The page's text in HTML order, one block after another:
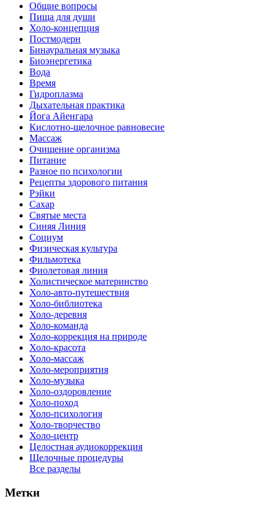
Общие вопросы
Пища для души
Холо-концепция
Постмодерн
Бинауральная музыка
Биоэнергетика
Вода
Время
Гидроплазма
Дыхательная практика
Йога Айенгара
Кислотно-щелочное равновесие
Массаж
Очищение организма
Питание
Разное по психологии
Рецепты здорового питания
Рэйки
Сахар
Святые места
Синяя Линия
Социум
Физическая культура
Фильмотека
Фиолетовая линия
Холистическое материнство
Холо-авто-путешествия
Холо-библиотека
Холо-деревня
Холо-команда
Холо-коррекция на природе
Холо-красота
Холо-массаж
Холо-мероприятия
Холо-музыка
Холо-оздоровление
Холо-поход
Холо-психология
Холо-творчество
Холо-центр
Целостная аудиокоррекция
Щелочные процедуры
Все разделы
Метки